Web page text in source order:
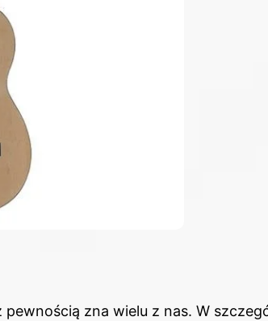
zna wielu z nas. W